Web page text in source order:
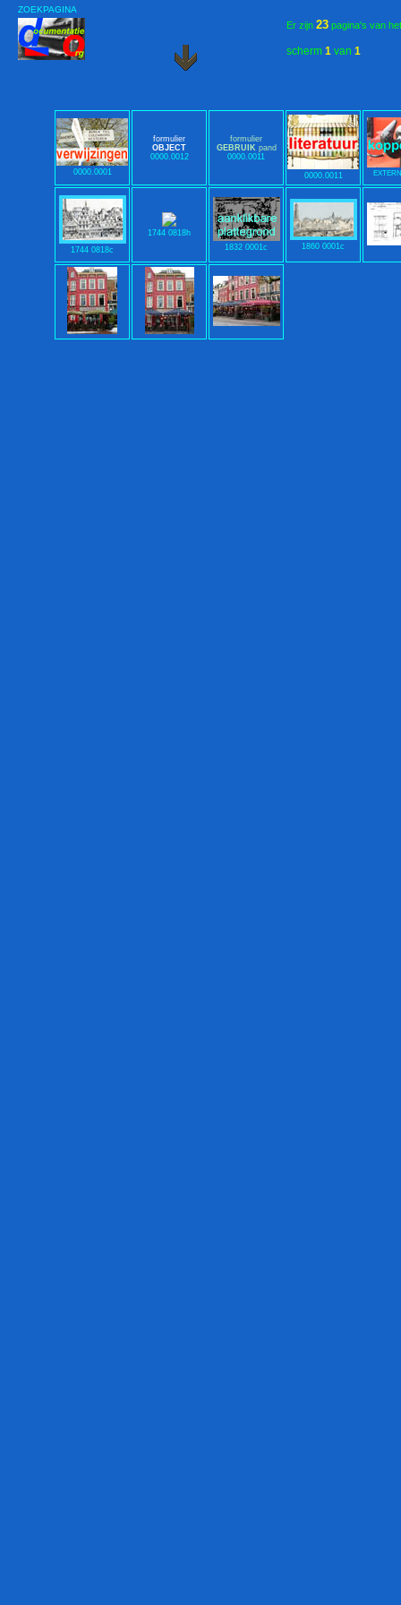
ZOEKPAGINA
Er zijn 23 pagina's van
0000.0001
formulier
OBJECT
0000.0012
formulier
GEBRUIK pand
0000.0011
0000.0011
1744 0818c
1744 0818h
1832 0001c
1860 0001c
scherm 1 van 1